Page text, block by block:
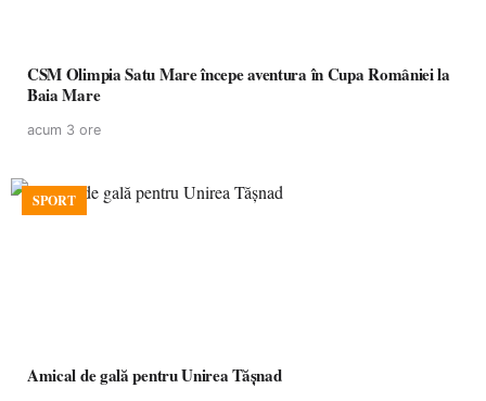
CSM Olimpia Satu Mare începe aventura în Cupa României la
Baia Mare
acum 3 ore
SPORT
Amical de gală pentru Unirea Tășnad